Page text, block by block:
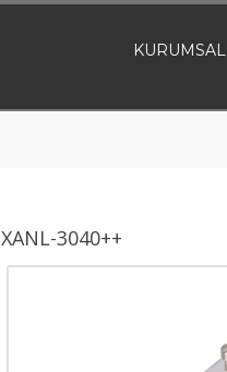
KURUMSAL
XANL-3040++